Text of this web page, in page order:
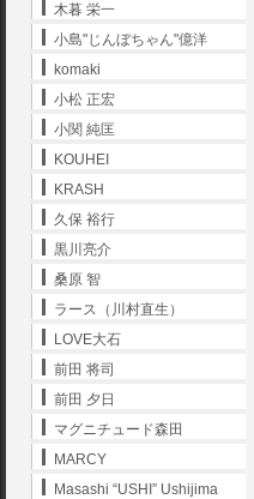
木暮 栄一
小島"じんぼちゃん"億洋
komaki
小松 正宏
小関 純匡
KOUHEI
KRASH
久保 裕行
黒川亮介
桑原 智
ラース（川村直生）
LOVE大石
前田 将司
前田 夕日
マグニチュード森田
MARCY
Masashi “USHI” Ushijima